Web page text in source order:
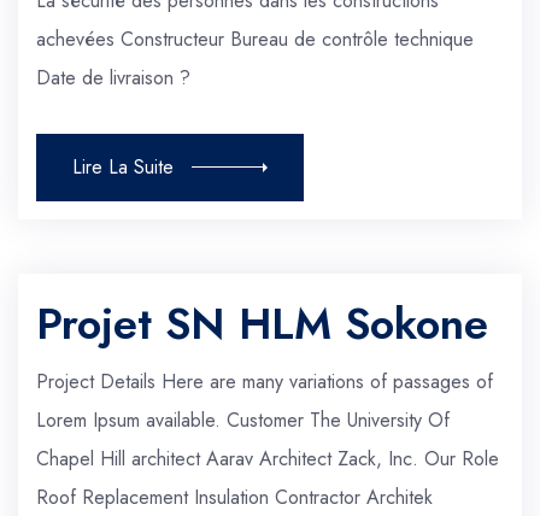
achevées Constructeur Bureau de contrôle technique
Date de livraison ?
Lire La Suite
Projet SN HLM Sokone
Project Details Here are many variations of passages of
Lorem Ipsum available. Customer The University Of
Chapel Hill architect Aarav Architect Zack, Inc. Our Role
Roof Replacement Insulation Contractor Architek